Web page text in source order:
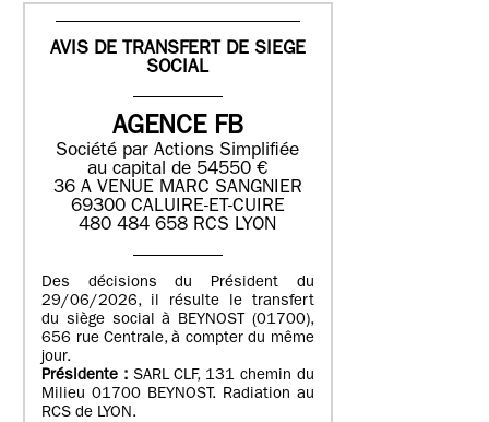
AVIS DE TRANSFERT DE SIEGE
SOCIAL
AGENCE FB
Société par Actions Simplifiée
au capital de 54550 €
36 A VENUE MARC SANGNIER
69300 CALUIRE-ET-CUIRE
480 484 658 RCS LYON
Des décisions du Président du
29/06/2026, il résulte le transfert
du siège social à BEYNOST (01700),
656 rue Centrale, à compter du même
jour.
Présidente :SARL CLF, 131 chemin du
Milieu 01700 BEYNOST. Radiation au
RCS de LYON.